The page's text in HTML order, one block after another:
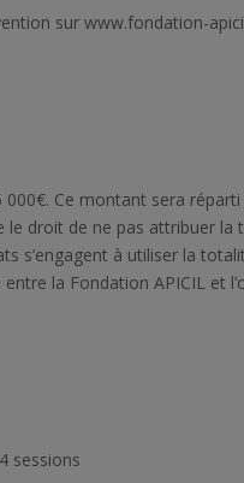
sur www.fondation-
Ce montant sera
droit de ne pas attribuer la
s’engagent à utiliser la
la Fondation APICIL et
sessions